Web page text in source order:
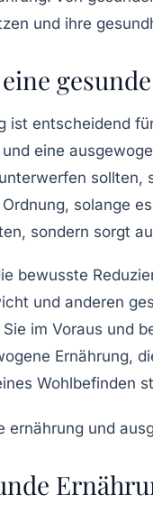
ist entscheidend
eine
solange
sondern sorgt
bewusste
und anderen
im Voraus und
Ernährung,
Wohlbefinden